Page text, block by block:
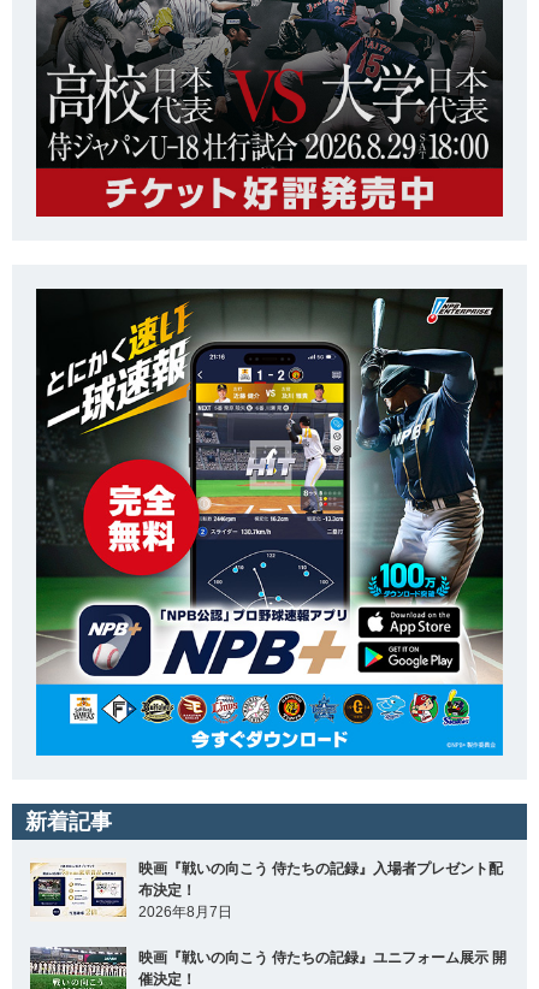
新着記事
映画『戦いの向こう 侍たちの記録』入場者プレゼント配
布決定！
2026年8月7日
映画『戦いの向こう 侍たちの記録』ユニフォーム展示 開
催決定！